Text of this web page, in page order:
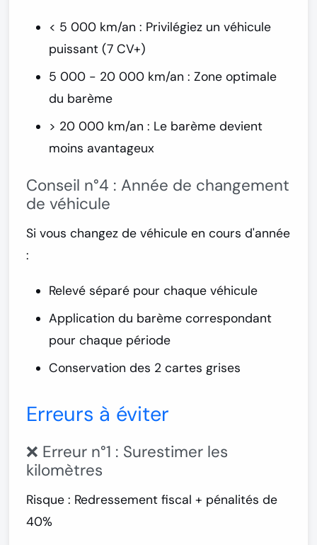
< 5 000 km/an : Privilégiez un véhicule
puissant (7 CV+)
5 000 - 20 000 km/an : Zone optimale
du barème
> 20 000 km/an : Le barème devient
moins avantageux
Conseil n°4 : Année de changement
de véhicule
Si vous changez de véhicule en cours d'année
:
Relevé séparé pour chaque véhicule
Application du barème correspondant
pour chaque période
Conservation des 2 cartes grises
Erreurs à éviter
❌ Erreur n°1 : Surestimer les
kilomètres
Risque : Redressement fiscal + pénalités de
40%